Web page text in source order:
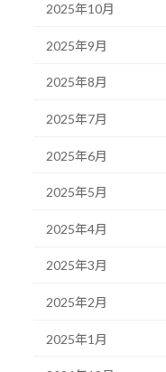
2025年10月
2025年9月
2025年8月
2025年7月
2025年6月
2025年5月
2025年4月
2025年3月
2025年2月
2025年1月